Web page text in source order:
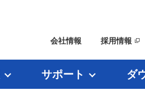
会社情報 採用情報
サポート ダ